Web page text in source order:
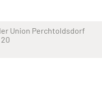
Union Perchtoldsdorf